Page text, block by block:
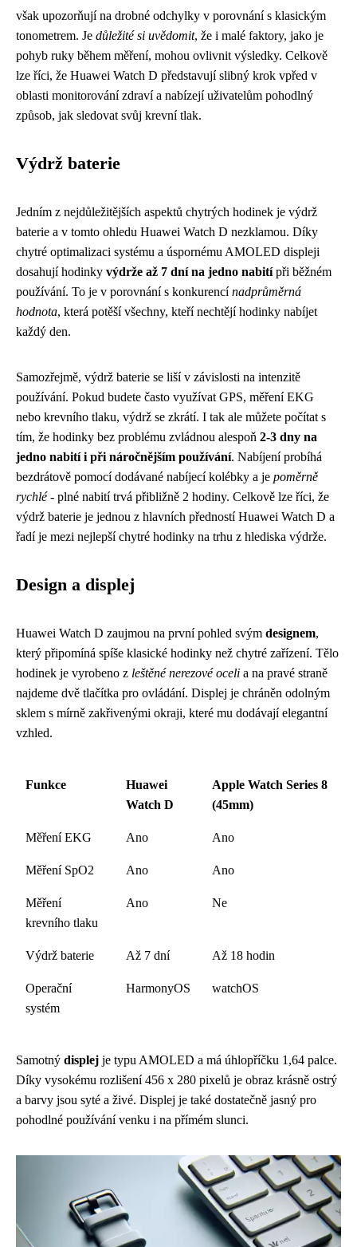
však upozorňují na drobné odchylky v porovnání s klasickým
tonometrem. Je důležité si uvědomit, že i malé faktory, jako je
pohyb ruky během měření, mohou ovlivnit výsledky. Celkově
lze říci, že Huawei Watch D představují slibný krok vpřed v
oblasti monitorování zdraví a nabízejí uživatelům pohodlný
způsob, jak sledovat svůj krevní tlak.
Výdrž baterie
Jedním z nejdůležitějších aspektů chytrých hodinek je výdrž
baterie a v tomto ohledu Huawei Watch D nezklamou. Díky
chytré optimalizaci systému a úspornému AMOLED displeji
dosahují hodinky výdrže až 7 dní na jedno nabitípři běžném
používání. To je v porovnání s konkurencínadprůměrná
hodnota, která potěší všechny, kteří nechtějí hodinky nabíjet
každý den.
Samozřejmě, výdrž baterie se liší v závislosti na intenzitě
používání. Pokud budete často využívat GPS, měření EKG
nebo krevního tlaku, výdrž se zkrátí. I tak ale můžete počítat s
tím, že hodinky bez problému zvládnou alespoň 2-3 dny na
jedno nabití i při náročnějším používání. Nabíjení probíhá
bezdrátově pomocí dodávané nabíjecí kolébky a je poměrně
rychlé- plné nabití trvá přibližně 2 hodiny. Celkově lze říci, že
výdrž baterie je jednou z hlavních předností Huawei Watch D a
řadí je mezi nejlepší chytré hodinky na trhu z hlediska výdrže.
Design a displej
Huawei Watch D zaujmou na první pohled svým designem,
který připomíná spíše klasické hodinky než chytré zařízení. Tělo
hodinek je vyrobeno z leštěné nerezové oceli a na pravé straně
najdeme dvě tlačítka pro ovládání. Displej je chráněn odolným
sklem s mírně zakřivenými okraji, které mu dodávají elegantní
vzhled.
Funkce
Huawei
Watch D
Apple Watch Series 8
(45mm)
Měření EKG Ano Ano
Měření SpO2 Ano Ano
Měření
krevního tlaku
Ano Ne
Výdrž baterie Až 7 dní Až 18 hodin
Operační
systém
HarmonyOS watchOS
Samotný displej je typu AMOLED a má úhlopříčku 1,64 palce.
Díky vysokému rozlišení 456 x 280 pixelů je obraz krásně ostrý
a barvy jsou syté a živé. Displej je také dostatečně jasný pro
pohodlné používání venku i na přímém slunci.